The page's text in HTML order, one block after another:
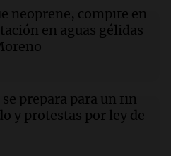
ataque
Hanói: modernización
neoprene, compite en
en aguas gélidas
prepara para un fin
y protestas por ley de